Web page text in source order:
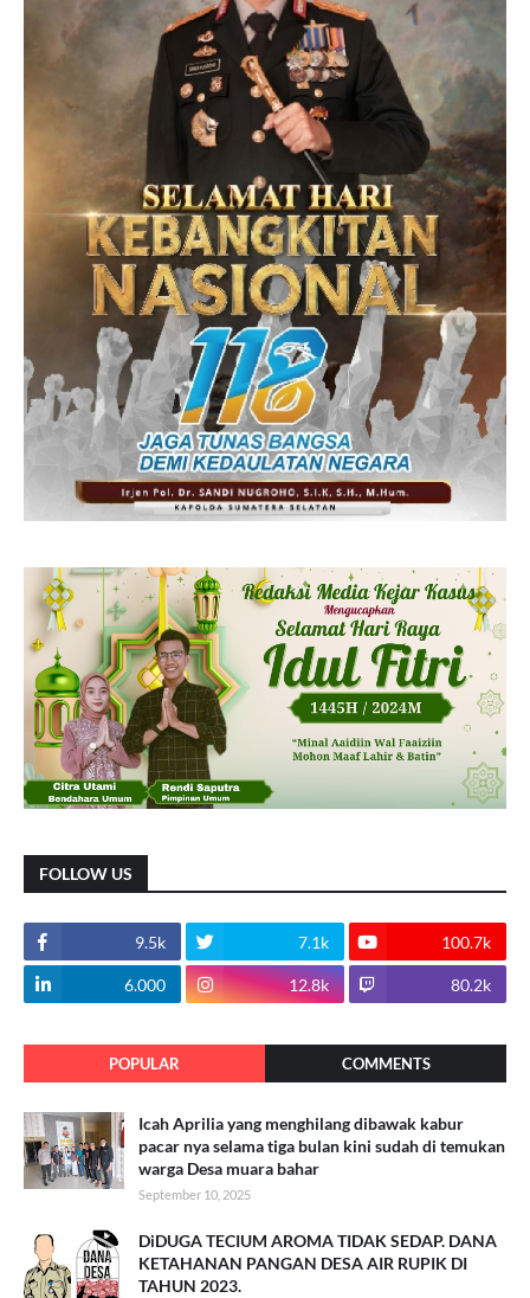
FOLLOW US
9.5k 7.1k 100.7k
6.000 12.8k 80.2k
POPULAR COMMENTS
Icah Aprilia yang menghilang dibawak kabur
pacar nya selama tiga bulan kini sudah di temukan
warga Desa muara bahar
September 10, 2025
DiDUGA TECIUM AROMA TIDAK SEDAP. DANA
KETAHANAN PANGAN DESA AIR RUPIK DI
TAHUN 2023.